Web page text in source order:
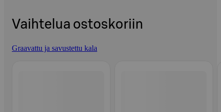
Vaihtelua ostoskoriin
Graavattu ja savustettu kala